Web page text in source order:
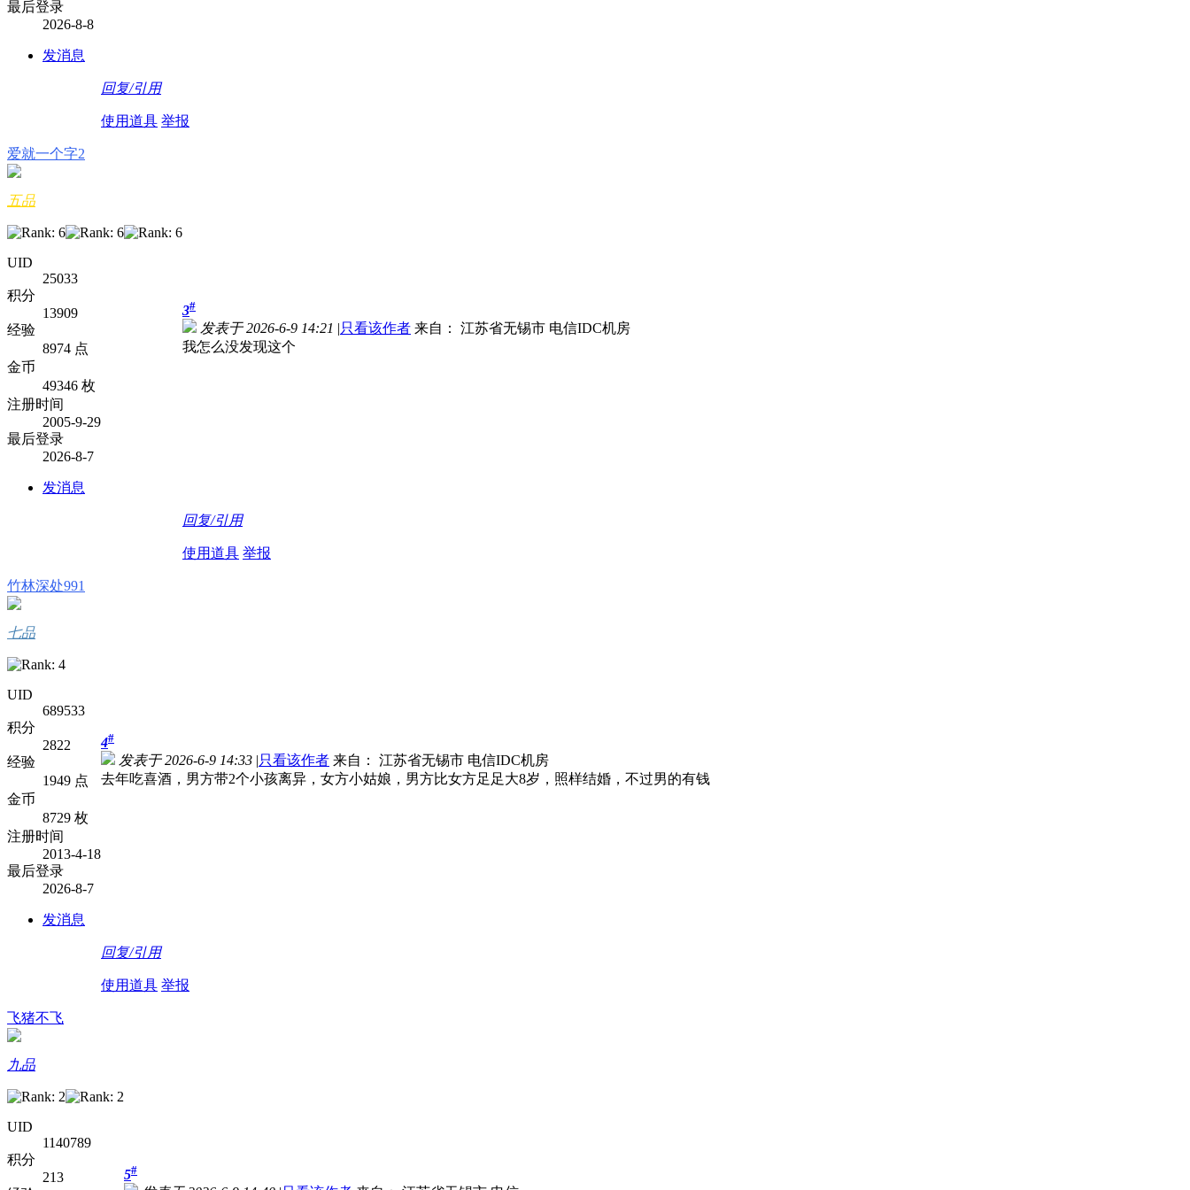
最后登录
2026-8-8
发消息
回复/引用
使用道具 举报
爱就一个字2
五品
UID
25033
积分
13909
经验
8974 点
金币
49346 枚
注册时间
2005-9-29
最后登录
2026-8-7
发消息
3#
发表于 2026-6-9 14:21 |只看该作者 来自： 江苏省无锡市 电信IDC机房
我怎么没发现这个
回复/引用
使用道具 举报
竹林深处991
七品
UID
689533
积分
2822
经验
1949 点
金币
8729 枚
注册时间
2013-4-18
最后登录
2026-8-7
发消息
4#
发表于 2026-6-9 14:33 |只看该作者 来自： 江苏省无锡市 电信IDC机房
去年吃喜酒，男方带2个小孩离异，女方小姑娘，男方比女方足足大8岁，照样结婚，不过男的有钱
回复/引用
使用道具 举报
飞猪不飞
九品
UID
1140789
积分
213
5#